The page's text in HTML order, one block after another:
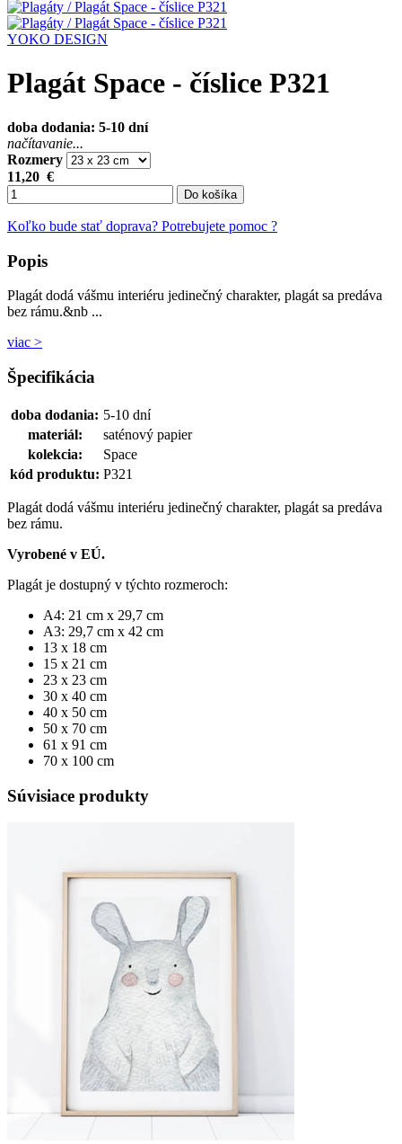
YOKO DESIGN
Plagát Space - číslice P321
doba dodania: 5-10 dní
načítavanie...
Rozmery
11,20 €
Do košíka
Koľko bude stať doprava? Potrebujete pomoc ?
Popis
Plagát dodá vášmu interiéru jedinečný charakter, plagát sa predáva
bez rámu.&nb ...
viac >
Špecifikácia
doba dodania: 5-10 dní
materiál:
saténový papier
kolekcia:
Space
kód produktu: P321
Plagát dodá vášmu interiéru jedinečný charakter, plagát sa predáva
bez rámu.
Vyrobené v EÚ.
Plagát je dostupný v týchto rozmeroch:
A4: 21 cm x 29,7 cm
A3: 29,7 cm x 42 cm
13 x 18 cm
15 x 21 cm
23 x 23 cm
30 x 40 cm
40 x 50 cm
50 x 70 cm
61 x 91 cm
70 x 100 cm
Súvisiace produkty